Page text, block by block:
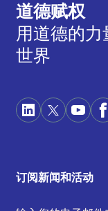
道德赋权
用道德的
世界
订阅新闻和活动